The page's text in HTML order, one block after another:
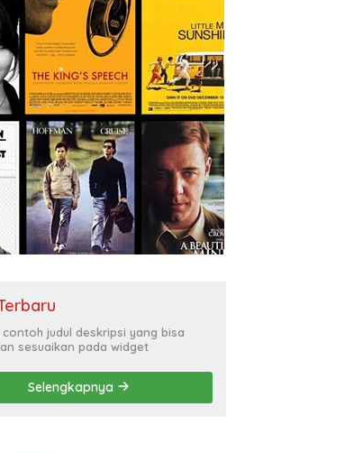
contoh judul deskripsi yang bisa
sesuaikan pada widget
Selengkapnya